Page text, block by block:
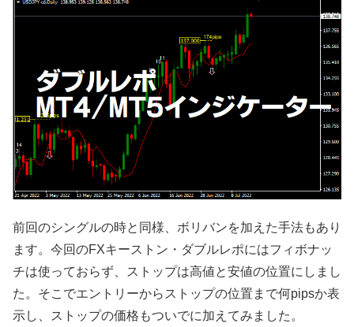
前回のシングルの時と同様、ボリバンを加えた手法もあり
ます。今回のFXキーストン・ダブルレポにはフィボナッ
チは使っておらず、ストップは高値と安値の位置にしまし
た。そこでエントリーからストップの位置まで何pipsか表
示し、ストップの価格もついでに加えてみました。